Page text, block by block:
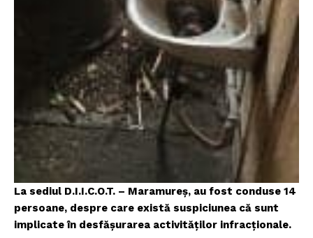
La sediul D.I.I.C.O.T. – Maramureș, au fost conduse 14
persoane, despre care există suspiciunea că sunt
implicate în desfășurarea activităților infracționale.